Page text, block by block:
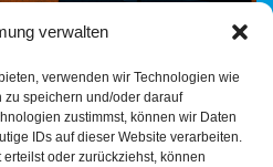
verwalten
verwenden wir Technologien wie
speichern und/oder darauf
zustimmst, können wir Daten
IDs auf dieser Website verarbeiten.
oder zurückziehst, können
kultiviert Ursula von der
mit schwindelerregendem
Weiterlesen »